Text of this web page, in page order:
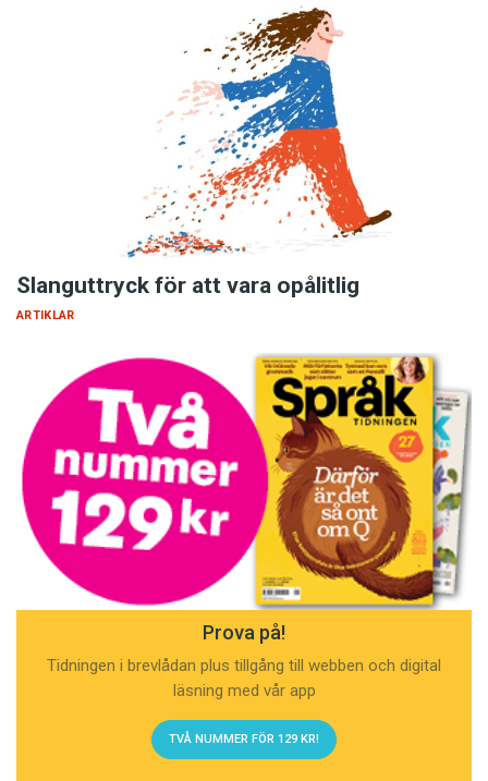
Slanguttryck för att vara opålitlig
ARTIKLAR
Prova på!
Tidningen i brevlådan plus tillgång till webben och digital
läsning med vår app
TVÅ NUMMER FÖR 129 KR!